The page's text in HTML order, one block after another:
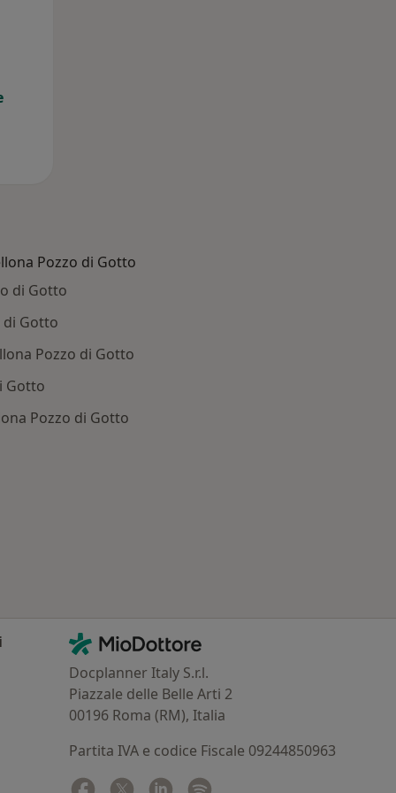
Pozzo di Gotto
di Gotto
di Gotto
Pozzo di Gotto
Gotto
Pozzo di Gotto
Contatti
MioDottore - Homepage
Docplanner Italy S.r.l.
Piazzale delle Belle Arti 2
00196 Roma (RM), Italia
Partita IVA e codice Fiscale 09244850963
Facebook
si apre in una nuova scheda
Twitter
si apre in una nuova scheda
Linkedin
si apre in una nuova scheda